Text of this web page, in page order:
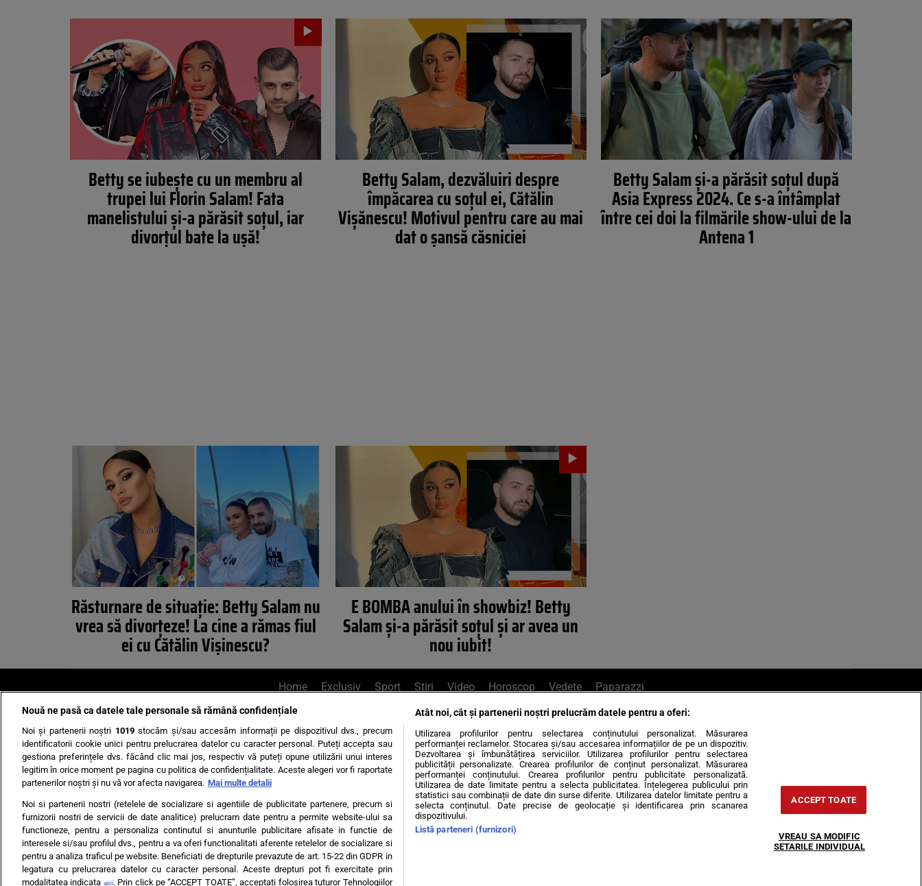
Betty se iubește cu un membru al
trupei lui Florin Salam! Fata
manelistului și-a părăsit soțul, iar
divorțul bate la ușă!
Betty Salam, dezvăluiri despre
împăcarea cu soțul ei, Cătălin
Vișănescu! Motivul pentru care au mai
dat o șansă căsniciei
Betty Salam și-a părăsit soțul după
Asia Express 2024. Ce s-a întâmplat
între cei doi la filmările show-ului de la
Antena 1
Răsturnare de situație: Betty Salam nu
vrea să divorțeze! La cine a rămas fiul
ei cu Cătălin Vișinescu?
E BOMBA anului în showbiz! Betty
Salam și-a părăsit soțul și ar avea un
nou iubit!
Home Exclusiv Sport Știri Video Horoscop Vedete Paparazzi
AI UN PONT? Scrie-ne pe Whatsapp, sună la 0741226226 sau trimite mail la pont@cancan.ro
Știri interne Știri externe Politică
Ultimele stiri Diete Insula Iubirii Dictionar de vise LIFE STYLE Horoscop
Echipa editorială Termeni si condiții Politica de confidențialitate
Nouă ne pasă ca datele tale personale să rămână confidențiale
Noi și partenerii noștri 1019stocăm și/sau accesăm informații pe dispozitivul dvs., precum
identificatorii cookie unici pentru prelucrarea datelor cu caracter personal. Puteți accepta sau
gestiona preferințele dvs. făcând clic mai jos, respectiv vă puteți opune utilizării unui interes
legitim în orice moment pe pagina cu politica de confidențialitate. Aceste alegeri vor fi raportate
partenerilor noștri și nu vă vor afecta navigarea. Mai multe detalii
Noi si partenerii nostri (retelele de socializare si agentiile de publicitate partenere, precum si
furnizorii nostri de servicii de date analitice) prelucram date pentru a permite website-ului sa
functioneze, pentru a personaliza continutul si anunturile publicitare afisate in functie de
interesele si/sau profilul dvs., pentru a va oferi functionalitati aferente retelelor de socializare si
pentru a analiza traficul pe website. Beneficiati de drepturile prevazute de art. 15-22 din GDPR in
legatura cu prelucrarea datelor cu caracter personal. Aceste drepturi pot fi exercitate prin
modalitatea indicata aici. Prin click pe “ACCEPT TOATE”, acceptati folosirea tuturor Tehnologiilor
Atât noi, cât și partenerii noștri prelucrăm datele pentru a oferi:
Utilizarea profilurilor pentru selectarea conținutului personalizat. Măsurarea
performanței reclamelor. Stocarea și/sau accesarea informațiilor de pe un dispozitiv.
Dezvoltarea și îmbunătățirea serviciilor. Utilizarea profilurilor pentru selectarea
publicității personalizate. Crearea profilurilor de conținut personalizat. Măsurarea
performanței conținutului. Crearea profilurilor pentru publicitate personalizată.
Utilizarea de date limitate pentru a selecta publicitatea. Înțelegerea publicului prin
statistici sau combinații de date din surse diferite. Utilizarea datelor limitate pentru a
selecta conținutul. Date precise de geolocație și identificarea prin scanarea
dispozitivului.
Listă parteneri (furnizori)
ACCEPT TOATE
VREAU SA MODIFIC
SETARILE INDIVIDUAL